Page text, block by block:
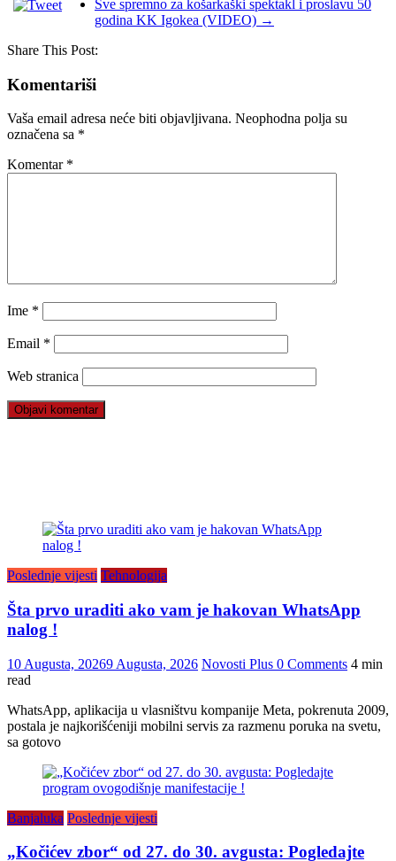
Sve spremno za košarkaški spektakl i proslavu 50
godina KK Igokea (VIDEO) →
Share This Post:
Komentariši
Vaša email adresa neće biti objavljivana. Neophodna polja su
označena sa *
Komentar *
Ime *
Email *
Web stranica
Poslednje vijesti Tehnologija
Šta prvo uraditi ako vam je hakovan WhatsApp
nalog !
10 Augusta, 20269 Augusta, 2026 Novosti Plus 0 Comments 4 min
read
WhatsApp, aplikacija u vlasništvu kompanije Meta, pokrenuta 2009,
postala je najkorišćeniji mobilni servis za razmenu poruka na svetu,
sa gotovo
Banjaluka Poslednje vijesti
„Kočićev zbor“ od 27. do 30. avgusta: Pogledajte